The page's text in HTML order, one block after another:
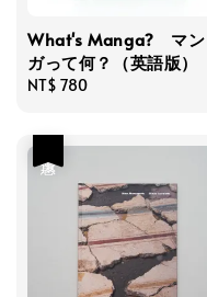
What's Manga? マン
ガって何？（英語版）
Regular
NT$ 780